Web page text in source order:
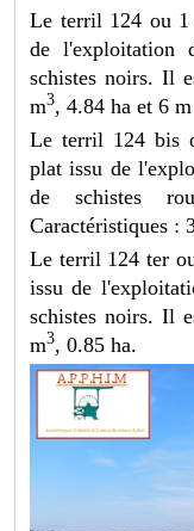
Le terril 124 ou 1
de
schistes noirs. Il
m3, 4.84 ha et 6
Le terril 124 bis
plat issu de
de schistes
Caractéristiques :
Le terril 124 ter
issu de
schistes noirs. Il
m3, 0.85 ha.